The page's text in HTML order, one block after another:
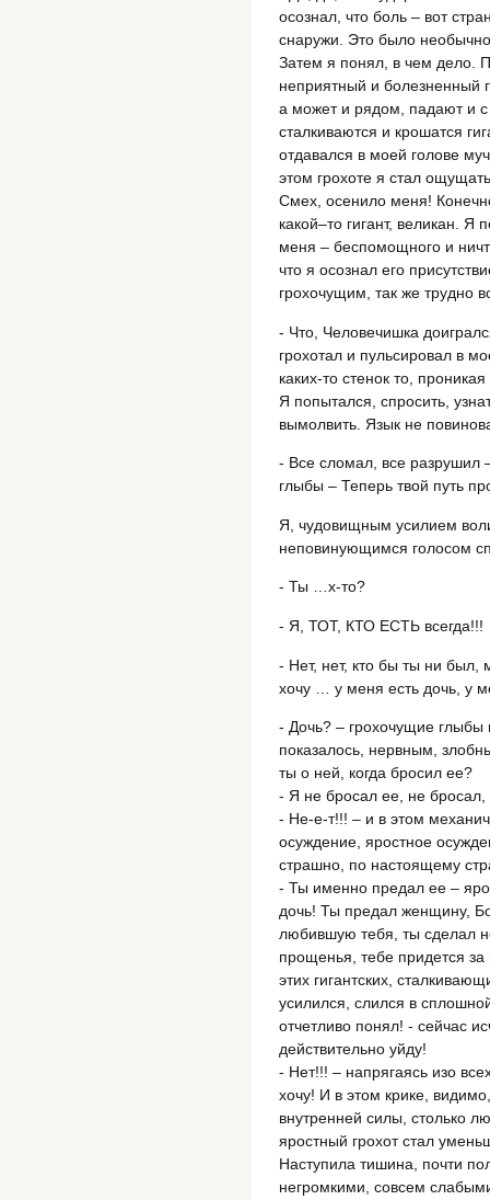
осознал, что боль – вот
снаружи. Это было
Затем я понял, в чем дело.
неприятный и болезненный
а может и рядом, падают и
сталкиваются и крошатся
отдавался в моей голове
этом грохоте я стал
Смех, осенило меня!
какой–то гигант, великан.
меня – беспомощного и
что я осознал его
грохочущим, так же трудно
- Что, Человечишка
грохотал и пульсировал в
каких-то стенок то,
Я попытался, спросить,
вымолвить. Язык не
- Все сломал, все разрушил
глыбы – Теперь твой путь
Я, чудовищным усилием
неповинующимся голосом
- Ты …х-то?
- Я, ТОТ, КТО ЕСТЬ всегда!!!
- Нет, нет, кто бы ты ни
хочу … у меня есть дочь, у
- Дочь? – грохочущие
показалось, нервным,
ты о ней, когда бросил ее?
- Я не бросал ее, не
- Не-е-т!!! – и в этом
осуждение, яростное
страшно, по настоящему
- Ты именно предал ее –
дочь! Ты предал женщину,
любившую тебя, ты сделал
прощенья, тебе придется
этих гигантских,
усилился, слился в
отчетливо понял! - сейчас
действительно уйду!
- Нет!!! – напрягаясь изо
хочу! И в этом крике,
внутренней силы, столько
яростный грохот стал
Наступила тишина, почти
негромкими, совсем